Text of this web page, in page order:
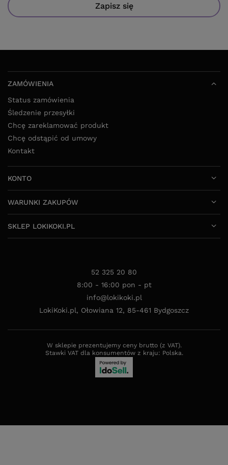
Zapisz się
ZAMÓWIENIA
Status zamówienia
Śledzenie przesyłki
Chcę zareklamować produkt
Chcę odstąpić od umowy
Kontakt
KONTO
WARUNKI ZAKUPÓW
SKLEP LOKIKOKI.PL
52 325 20 80
8:00 - 16:00 pon - pt
info@lokikoki.pl
LokiKoki.pl, Ołowiana 12, 85-461 Bydgoszcz
W sklepie prezentujemy ceny brutto (z VAT).
Stawki VAT dla konsumentów z kraju: Polska.